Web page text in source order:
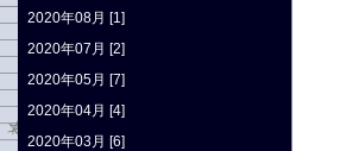
2020年08月 [1]
2020年07月 [2]
2020年05月 [7]
2020年04月 [4]
2020年03月 [6]